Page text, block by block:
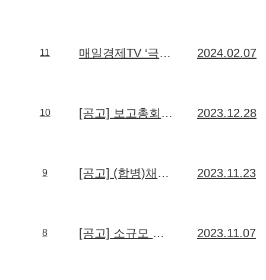
11 매일경제TV ‘극찬기업’ 방영 안내 2024.02.07
10 [공고] 보고총회에 갈음하는 합병경과보고 2023.12.28
9 [공고] (합병)채권자 이의제출 및 주권제출공고 (공고 기간: 2023.11.23 ~ 2023.12.26) 2023.11.23
8 [공고] 소규모 합병 공고 (공고 기간: 2023.11.07 ~ 2023.12.26) 2023.11.07